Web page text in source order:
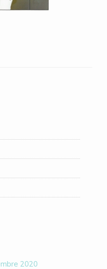
2020